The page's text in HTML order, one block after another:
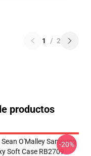
1 / 2
productos
Sean O'Malley Samsung
Soft Case RB2709
-20%